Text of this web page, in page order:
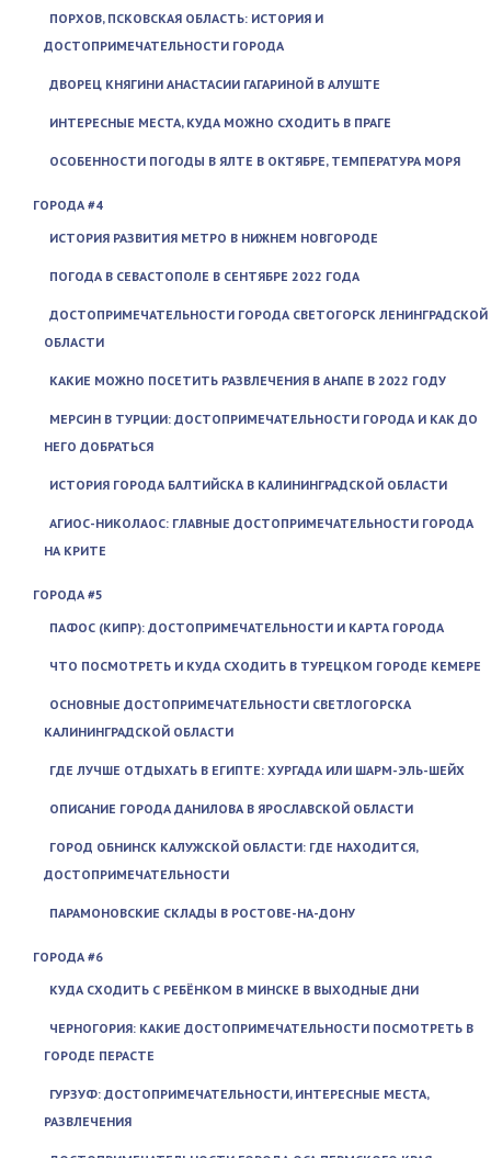
ПОРХОВ, ПСКОВСКАЯ ОБЛАСТЬ: ИСТОРИЯ И
ДОСТОПРИМЕЧАТЕЛЬНОСТИ ГОРОДА
ДВОРЕЦ КНЯГИНИ АНАСТАСИИ ГАГАРИНОЙ В АЛУШТЕ
ИНТЕРЕСНЫЕ МЕСТА, КУДА МОЖНО СХОДИТЬ В ПРАГЕ
ОСОБЕННОСТИ ПОГОДЫ В ЯЛТЕ В ОКТЯБРЕ, ТЕМПЕРАТУРА МОРЯ
ГОРОДА #4
ИСТОРИЯ РАЗВИТИЯ МЕТРО В НИЖНЕМ НОВГОРОДЕ
ПОГОДА В СЕВАСТОПОЛЕ В СЕНТЯБРЕ 2022 ГОДА
ДОСТОПРИМЕЧАТЕЛЬНОСТИ ГОРОДА СВЕТОГОРСК ЛЕНИНГРАДСКОЙ
ОБЛАСТИ
КАКИЕ МОЖНО ПОСЕТИТЬ РАЗВЛЕЧЕНИЯ В АНАПЕ В 2022 ГОДУ
МЕРСИН В ТУРЦИИ: ДОСТОПРИМЕЧАТЕЛЬНОСТИ ГОРОДА И КАК ДО
НЕГО ДОБРАТЬСЯ
ИСТОРИЯ ГОРОДА БАЛТИЙСКА В КАЛИНИНГРАДСКОЙ ОБЛАСТИ
АГИОС-НИКОЛАОС: ГЛАВНЫЕ ДОСТОПРИМЕЧАТЕЛЬНОСТИ ГОРОДА
НА КРИТЕ
ГОРОДА #5
ПАФОС (КИПР): ДОСТОПРИМЕЧАТЕЛЬНОСТИ И КАРТА ГОРОДА
ЧТО ПОСМОТРЕТЬ И КУДА СХОДИТЬ В ТУРЕЦКОМ ГОРОДЕ КЕМЕРЕ
ОСНОВНЫЕ ДОСТОПРИМЕЧАТЕЛЬНОСТИ СВЕТЛОГОРСКА
КАЛИНИНГРАДСКОЙ ОБЛАСТИ
ГДЕ ЛУЧШЕ ОТДЫХАТЬ В ЕГИПТЕ: ХУРГАДА ИЛИ ШАРМ-ЭЛЬ-ШЕЙХ
ОПИСАНИЕ ГОРОДА ДАНИЛОВА В ЯРОСЛАВСКОЙ ОБЛАСТИ
ГОРОД ОБНИНСК КАЛУЖСКОЙ ОБЛАСТИ: ГДЕ НАХОДИТСЯ,
ДОСТОПРИМЕЧАТЕЛЬНОСТИ
ПАРАМОНОВСКИЕ СКЛАДЫ В РОСТОВЕ-НА-ДОНУ
ГОРОДА #6
КУДА СХОДИТЬ С РЕБЁНКОМ В МИНСКЕ В ВЫХОДНЫЕ ДНИ
ЧЕРНОГОРИЯ: КАКИЕ ДОСТОПРИМЕЧАТЕЛЬНОСТИ ПОСМОТРЕТЬ В
ГОРОДЕ ПЕРАСТЕ
ГУРЗУФ: ДОСТОПРИМЕЧАТЕЛЬНОСТИ, ИНТЕРЕСНЫЕ МЕСТА,
РАЗВЛЕЧЕНИЯ